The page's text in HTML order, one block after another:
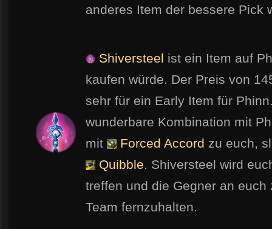
anderes Item der bessere Pick
Shiversteel ist ein Item auf
kaufen würde. Der Preis von
sehr für ein Early Item für
wunderbare Kombination mit
mit
Forced Accord zu euch,
Quibble. Shiversteel wird
treffen und die Gegner an
Team fernzuhalten.